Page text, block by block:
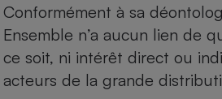
Conformément à sa
Ensemble n’a aucun lien de
ce soit, ni intérêt direct ou
acteurs de la grande